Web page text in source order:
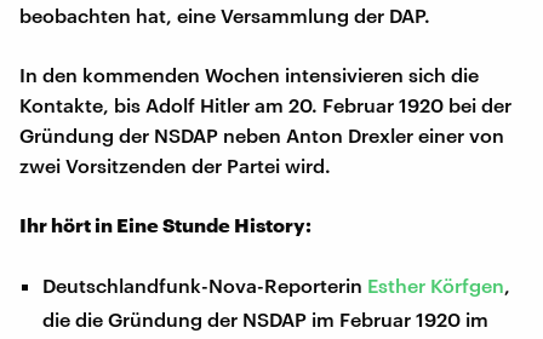
beobachten hat, eine Versammlung der DAP.
In den kommenden Wochen intensivieren sich die
Kontakte, bis Adolf Hitler am 20. Februar 1920 bei der
Gründung der NSDAP neben Anton Drexler einer von
zwei Vorsitzenden der Partei wird.
Ihr hört in Eine Stunde History:
Deutschlandfunk-Nova-Reporterin Esther Körfgen
die die Gründung der NSDAP im Februar 1920 im